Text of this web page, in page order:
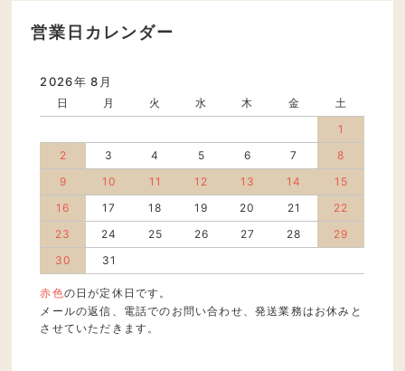
営業日カレンダー
2026年 8月
日 月 火 水 木 金
土
1
2
3 4 5 6 7
8
9
10 11 12 13 14
15
16
17 18 19 20 21
22
23
24 25 26 27 28
29
30
31
赤色の日が定休日です。
メールの返信、電話でのお問い合わせ、発送業務はお休みと
させていただきます。